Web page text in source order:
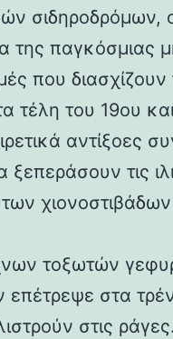
σιδηροδρόμων,
της παγκόσμιας
που
τέλη του 19ου
αντίξοες
τις
τοξωτών
επέτρεψε στα
στις ράγες.